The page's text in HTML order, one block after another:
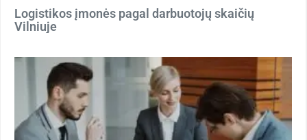
Logistikos įmonės pagal darbuotojų skaičių
Vilniuje